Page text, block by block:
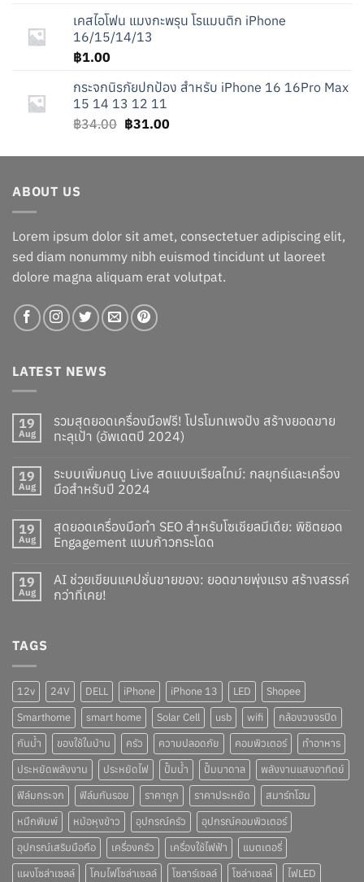
was:
฿22.00.
is:
เคสไอโฟน แมงกะพรุน โรแมนติก iPhone
16/15/14/13
฿1.00
กระจกนิรภัยปกป้อง สำหรับ iPhone 16 16Pro Max
15 14 13 12 11
฿34.00 Original
was:
฿31.00Current
is:
ABOUT US
Lorem ipsum dolor sit amet, consectetuer adipiscing elit,
sed diam nonummy nibh euismod tincidunt ut laoreet
dolore magna aliquam erat volutpat.
LATEST NEWS
19
Aug
รวมสุดยอดเครื่องมือฟรี! โปรโมทเพจปัง สร้างยอดขาย
ทะลุเป้า (อัพเดตปี 2024)
19
Aug
ระบบเพิ่มคนดู Live สดแบบเรียลไทม์: กลยุทธ์และเครื่อง
มือสำหรับปี 2024
19
Aug
สุดยอดเครื่องมือทำ SEO สำหรับโซเชียลมีเดีย: พิชิตยอด
Engagement แบบก้าวกระโดด
19
Aug
AI ช่วยเขียนแคปชั่นขายของ: ยอดขายพุ่งแรง สร้างสรรค์
กว่าที่เคย!
TAGS
12v 24V DELL iPhone iPhone 13 LED
Shopee
Smarthome
smart home Solar Cell usb wifi
กล้องวงจรปิด
กันน้ำ
ของใช้ในบ้าน ครัว ความปลอดภัย คอมพิวเตอร์
ทำอาหาร
ประหยัดพลังงาน
ประหยัดไฟ ปั๊มน้ำ ปั๊มบาดาล
พลังงานแสงอาทิตย์
ฟิล์มกระจก
ฟิล์มกันรอย ราคาถูก ราคาประหยัด
สมาร์ทโฮม
หมึกพิมพ์
หม้อหุงข้าว อุปกรณ์ครัว
อุปกรณ์คอมพิวเตอร์
อุปกรณ์เสริมมือถือ
เครื่องครัว เครื่องใช้ไฟฟ้า
แบตเตอรี่
แผงโซล่าเซลล์
โคมไฟโซล่าเซลล์ โซลาร์เซลล์ โซล่าเซลล์ ไฟLED